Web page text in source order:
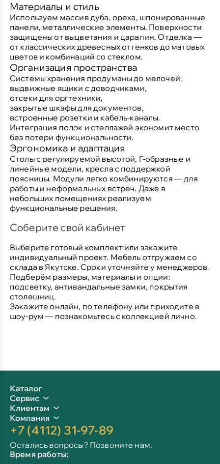
Материалы и стиль
Используем массив дуба, ореха, шпонированные
панели, металлические элементы. Поверхности
защищены от выцветания и царапин. Отделка —
от классических древесных оттенков до матовых
цветов и комбинаций со стеклом.
Организация пространства
Системы хранения продуманы до мелочей:
выдвижные ящики с доводчиками,
отсеки для оргтехники,
закрытые шкафы для документов,
встроенные розетки и кабель-каналы.
Интеграция полок и стеллажей экономит место
без потери функциональности.
Эргономика и адаптация
Столы с регулируемой высотой, Г-образные и
линейные модели, кресла с поддержкой
поясницы. Модули легко комбинируются — для
работы и неформальных встреч. Даже в
небольших помещениях реализуем
функциональные решения.
Соберите свой кабинет
Выберите готовый комплект или закажите
индивидуальный проект. Мебель отгружаем со
склада в Якутске. Сроки уточняйте у менеджеров.
Подберём размеры, материалы и опции:
подсветку, антивандальные замки, покрытия
столешниц.
Закажите онлайн, по телефону или приходите в
шоу-рум — познакомьтесь с коллекцией лично.
Каталог
Сервис
Клиентам
Компания
+7 (4112) 31-97-89
Остались вопросы? Позвоните нам.
Время работы: